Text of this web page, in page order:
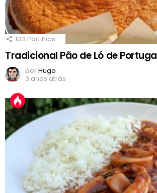
103 Partilhas
Tradicional Pão de Ló de
porHugo
3 anos atrás